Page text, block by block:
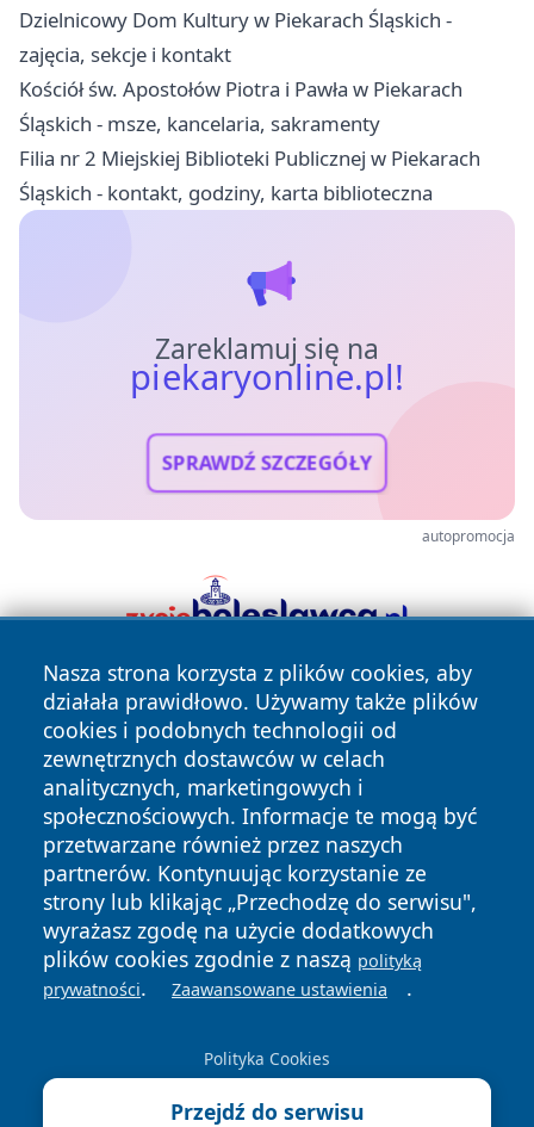
Dzielnicowy Dom Kultury w Piekarach Śląskich -
zajęcia, sekcje i kontakt
Kościół św. Apostołów Piotra i Pawła w Piekarach
Śląskich - msze, kancelaria, sakramenty
Filia nr 2 Miejskiej Biblioteki Publicznej w Piekarach
Śląskich - kontakt, godziny, karta biblioteczna
Zareklamuj się na
piekaryonline.pl!
SPRAWDŹ SZCZEGÓŁY
autopromocja
Nasza strona korzysta z plików cookies, aby
działała prawidłowo. Używamy także plików
cookies i podobnych technologii od
zewnętrznych dostawców w celach
analitycznych, marketingowych i
społecznościowych. Informacje te mogą być
przetwarzane również przez naszych
partnerów. Kontynuując korzystanie ze
strony lub klikając „Przechodzę do serwisu",
wyrażasz zgodę na użycie dodatkowych
plików cookies zgodnie z naszą polityką
prywatności. Zaawansowane ustawienia .
Polityka Cookies
Przejdź do serwisu
Copyright © 2026 piekaryonline.pl Wszystkie prawa
zastrzeżone.
News Autorzy
Polityka
Prywatności
Polityka
Cookies